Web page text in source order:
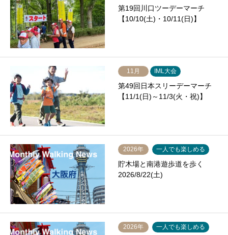
第19回川口ツーデーマーチ
【10/10(土)・10/11(日)】
11月 IML大会
第49回日本スリーデーマーチ
【11/1(日)～11/3(火・祝)】
2026年 一人でも楽しめる
貯木場と南港遊歩道を歩く
2026/8/22(土)
2026年 一人でも楽しめる